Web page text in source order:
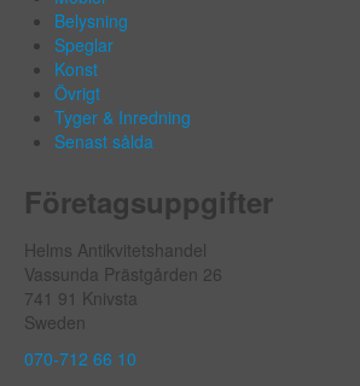
Belysning
Speglar
Konst
Övrigt
Tyger & Inredning
Senast sålda
Företagsuppgifter
Helms Antikvitetshandel
Vassunda Prästgården 26
741 91 Knivsta
Sweden
070-712 66 10